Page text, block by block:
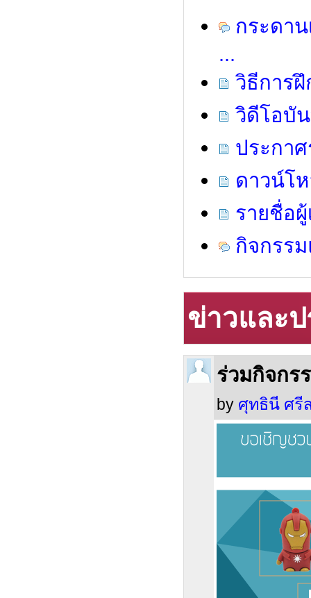
กระดา
...
วิธีการ
วิดีโอบั
ประกา
ดาวน์โ
รายชื่อ
กิจกรร
ข่าวและ
ร่วมกิจกร
by ศุทธินี ศรี